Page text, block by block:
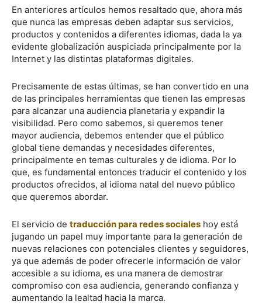
En anteriores artículos hemos resaltado que, ahora más
que nunca las empresas deben adaptar sus servicios,
productos y contenidos a diferentes idiomas, dada la ya
evidente globalización auspiciada principalmente por la
Internet y las distintas plataformas digitales.
Precisamente de estas últimas, se han convertido en una
de las principales herramientas que tienen las empresas
para alcanzar una audiencia planetaria y expandir la
visibilidad. Pero como sabemos, si queremos tener
mayor audiencia, debemos entender que el público
global tiene demandas y necesidades diferentes,
principalmente en temas culturales y de idioma. Por lo
que, es fundamental entonces traducir el contenido y los
productos ofrecidos, al idioma natal del nuevo público
que queremos abordar.
El servicio de traducción para redes sociales hoy está
jugando un papel muy importante para la generación de
nuevas relaciones con potenciales clientes y seguidores,
ya que además de poder ofrecerle información de valor
accesible a su idioma, es una manera de demostrar
compromiso con esa audiencia, generando confianza y
aumentando la lealtad hacia la marca.